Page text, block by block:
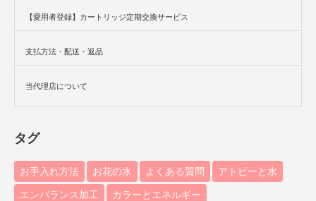
【愛用者登録】カートリッジ定期交換サービス
支払方法・配送・返品
当代理店について
タグ
お手入れ方法 お花の水 よくある質問 アトピーと水
エンバランス加工 カラーとエネルギー